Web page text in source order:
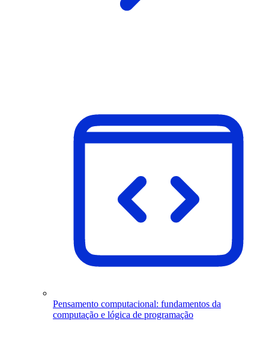
Pensamento computacional: fundamentos da
computação e lógica de programação